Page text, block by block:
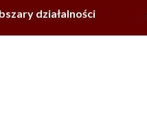
działalności